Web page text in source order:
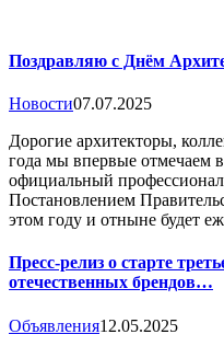
Поздравляю с Днём
Новости07.07.2025
Дорогие архитекторы,
года мы впервые отмечаем
официальный
Постановлением
этом году и отныне будет
Пресс-релиз о старте
отечественных брендов…
Объявления12.05.2025